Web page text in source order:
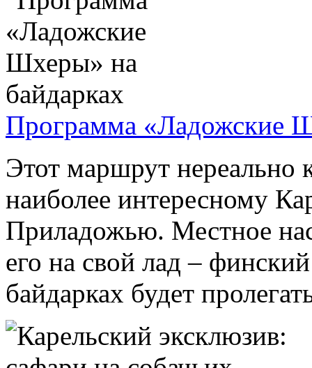
Программа «Ладожские
Этот маршрут нереально
наиболее интересному
Приладожью. Местное
его на свой лад –
байдарках будет